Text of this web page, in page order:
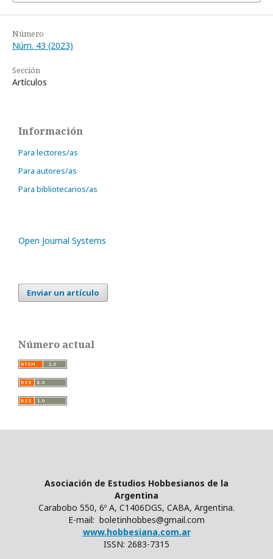
Número
Núm. 43 (2023)
Sección
Artículos
Información
Para lectores/as
Para autores/as
Para bibliotecarios/as
Open Journal Systems
Enviar un artículo
Número actual
Asociación de Estudios Hobbesianos de la
Argentina
Carabobo 550, 6º A, C1406DGS, CABA, Argentina.
E-mail: boletinhobbes@gmail.com
www.hobbesiana.com.ar
ISSN: 2683-7315